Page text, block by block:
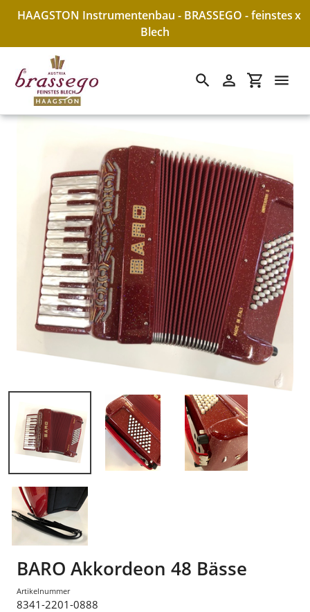
Direkt
HAAGSTON Instrumentenbau - BRASSEGO - feinstes
Blech
x
SuchenEinloggen
BARO Akkordeon 48 Bässe
Artikelnummer
8341-2201-0888